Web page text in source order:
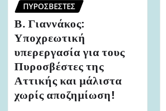
ΠΥΡΟΣΒΈΣΤΕΣ
Β. Γιαννάκος:
Υποχρεωτική
υπερεργασία για τους
Πυροσβέστες της
Αττικής και μάλιστα
χωρίς αποζημίωση!